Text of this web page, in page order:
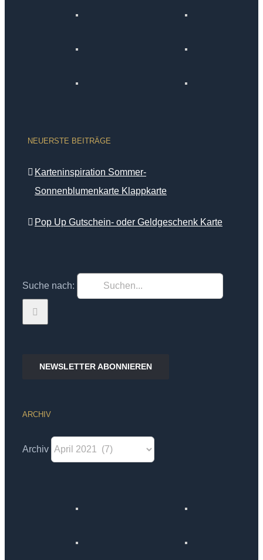
NEUERSTE BEITRÄGE
Karteninspiration Sommer-
Sonnenblumenkarte Klappkarte
Pop Up Gutschein- oder Geldgeschenk Karte
Suche nach:
NEWSLETTER ABONNIEREN
ARCHIV
Archiv